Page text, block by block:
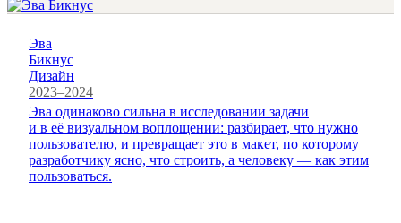
Эва
Бикнус
Дизайн
2023–2024
Эва одинаково сильна в исследовании задачи
и в её визуальном воплощении: разбирает, что нужно
пользователю, и превращает это в макет, по которому
разработчику ясно, что строить, а человеку — как этим
пользоваться.